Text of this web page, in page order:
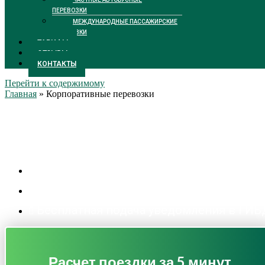
ПЕРЕВОЗКИ
МЕЖДУНАРОДНЫЕ ПАССАЖИРСКИЕ
ПЕРЕВОЗКИ
ТАРИФЫ
ОТЗЫВЫ
КОНТАКТЫ
Перейти к содержимому
Главная » Корпоративные перевозки